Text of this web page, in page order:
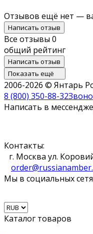
Отзывов ещё нет —
Написать отзыв
Все отзывы 0
общий рейтинг
Написать отзыв
Показать ещё
2006-2026 © Янтарь
8 (800) 350-88-32
Написать в
Контакты:
г. Москва ул.
Мы в социальных
Каталог товаров